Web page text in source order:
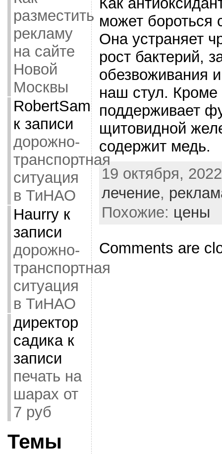
разместить
рекламу
на сайте
Новой
Москвы
RobertSam
к записи
дорожно-
транспортная
ситуация
в ТиНАО
Haurryк
записи
дорожно-
транспортная
ситуация
в ТиНАО
директор
садикак
записи
печать на
шарах от
7 руб
Темы
может бороться
Она устраняет
рост бактерий,
обезвоживания
наш стул. Кроме
поддерживает
щитовидной
содержит медь.
19 октября,
лечение,
Похожие: цены
Comments are